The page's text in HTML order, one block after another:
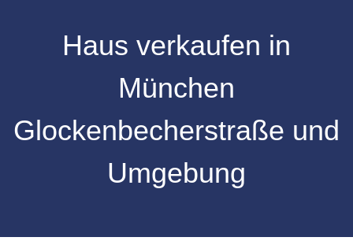
Haus verkaufen in
München
Glockenbecherstraße und
Umgebung